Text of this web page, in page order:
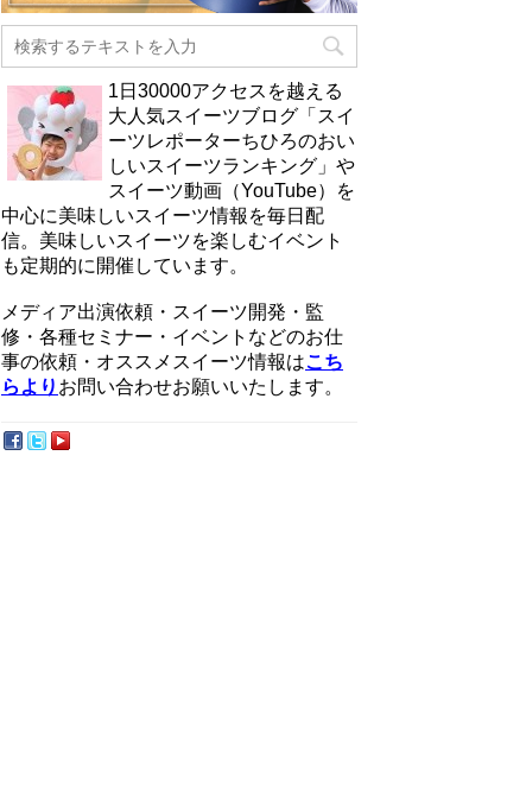
1日30000アクセスを越える
大人気スイーツブログ「スイ
ーツレポーターちひろのおい
しいスイーツランキング」や
スイーツ動画（YouTube）を
中心に美味しいスイーツ情報を毎日配
信。美味しいスイーツを楽しむイベント
も定期的に開催しています。
メディア出演依頼・スイーツ開発・監
修・各種セミナー・イベントなどのお仕
事の依頼・オススメスイーツ情報はこち
らより お問い合わせお願いいたします。